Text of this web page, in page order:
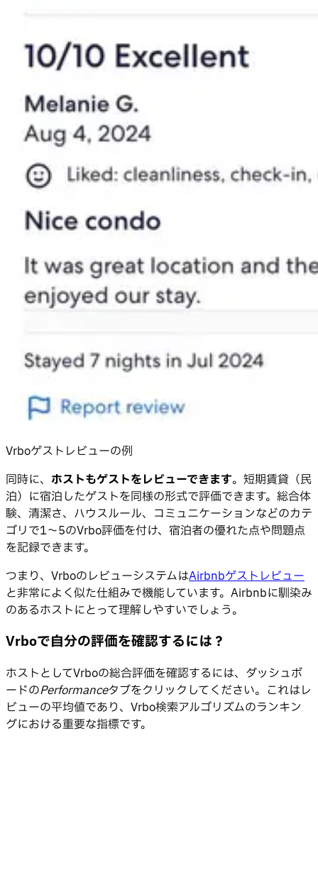
Vrboゲストレビューの例
同時に、 ホストもゲストをレビューできます。短期賃貸（民
泊）に宿泊したゲストを同様の形式で評価できます。総合体
験、清潔さ、ハウスルール、コミュニケーションなどのカテ
ゴリで1〜5のVrbo評価を付け、宿泊者の優れた点や問題点
を記録できます。
つまり、VrboのレビューシステムはAirbnbゲストレビュー
と非常によく似た仕組みで機能しています。Airbnbに馴染み
のあるホストにとって理解しやすいでしょう。
Vrboで自分の評価を確認するには？
ホストとしてVrboの総合評価を確認するには、ダッシュボ
ードのPerformanceタブをクリックしてください。これはレ
ビューの平均値であり、Vrbo検索アルゴリズムのランキン
グにおける重要な指標です。